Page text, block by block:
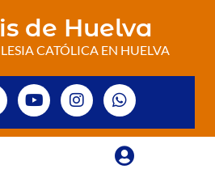
de Huelva
CATÓLICA EN HUELVA